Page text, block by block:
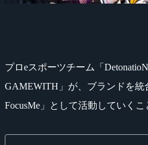
プロeスポーツチーム「
GAMEWITH」が、ブランドを統
FocusMe」として活動していくこ